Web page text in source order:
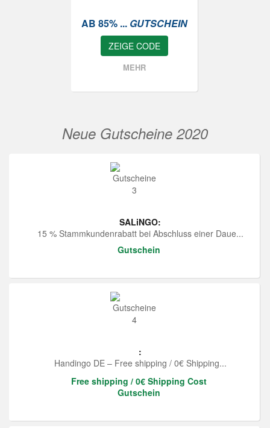
AB 85% ... GUTSCHEIN
ZEIGE CODE
MEHR
Neue Gutscheine 2020
SALiNGO:
15 % Stammkundenrabatt bei Abschluss einer Daue...
Gutschein
:
Handingo DE – Free shipping / 0€ Shipping...
Free shipping / 0€ Shipping Cost
Gutschein